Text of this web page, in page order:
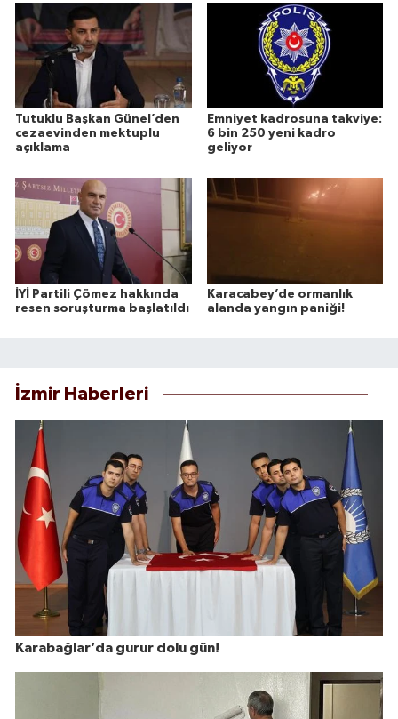
Tutuklu Başkan Günel’den
cezaevinden mektuplu
açıklama
Emniyet kadrosuna takviye:
6 bin 250 yeni kadro
geliyor
İYİ Partili Çömez hakkında
resen soruşturma başlatıldı
Karacabey’de ormanlık
alanda yangın paniği!
İzmir Haberleri
Karabağlar’da gurur dolu gün!